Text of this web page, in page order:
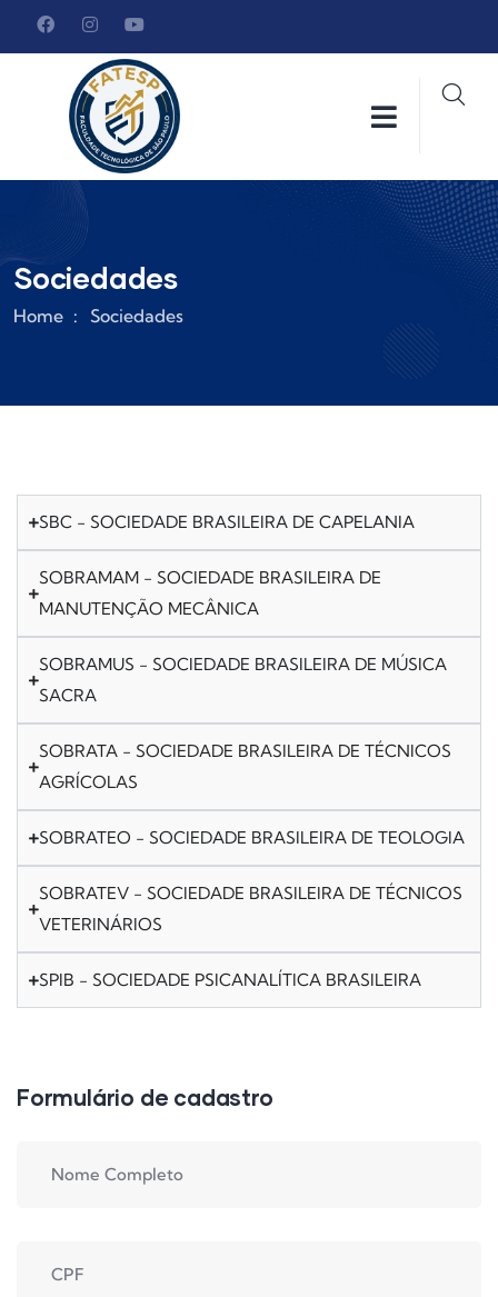
Sociedades
Home Sociedades
SBC - SOCIEDADE BRASILEIRA DE CAPELANIA
SOBRAMAM - SOCIEDADE BRASILEIRA DE
MANUTENÇÃO MECÂNICA
SOBRAMUS - SOCIEDADE BRASILEIRA DE MÚSICA
SACRA
SOBRATA - SOCIEDADE BRASILEIRA DE TÉCNICOS
AGRÍCOLAS
SOBRATEO - SOCIEDADE BRASILEIRA DE TEOLOGIA
SOBRATEV - SOCIEDADE BRASILEIRA DE TÉCNICOS
VETERINÁRIOS
SPIB - SOCIEDADE PSICANALÍTICA BRASILEIRA
Formulário de cadastro